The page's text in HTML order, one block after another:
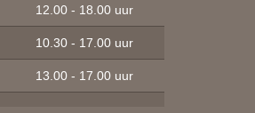
12.00 - 18.00 uur
10.30 - 17.00 uur
13.00 - 17.00 uur